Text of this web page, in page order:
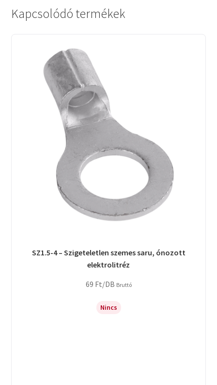
Kapcsolódó termékek
SZ1.5-4 – Szigeteletlen szemes saru, ónozott
elektrolitréz
69 Ft/DB Bruttó
Nincs